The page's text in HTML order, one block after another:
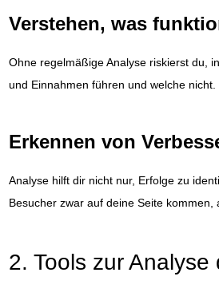
Verstehen, was
Ohne regelmäßige Analyse riskierst du,
und Einnahmen führen und welche
Erkennen von
Analyse hilft dir nicht nur, Erfolge zu
Besucher zwar auf deine Seite
2. Tools zur